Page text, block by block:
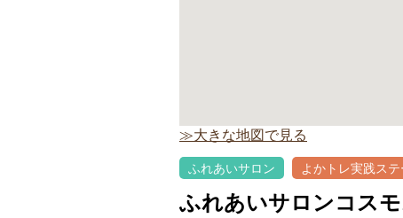
≫大きな地図で見る
ふれあいサロン よかトレ実践ス
ふれあいサロンコス